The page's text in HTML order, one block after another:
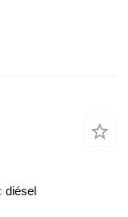
diésel